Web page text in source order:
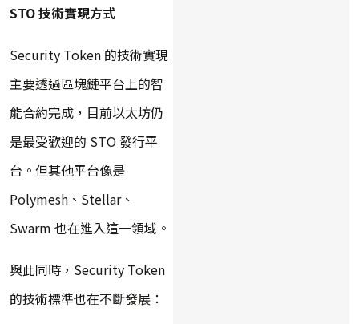
STO 技術實現方式
Security Token 的技術實現
主要透過區塊鏈平台上的智
能合約完成，目前以太坊仍
是最受歡迎的 STO 發行平
台。但其他平台像是
Polymesh、Stellar、
Swarm 也在進入這一領域。
與此同時，Security Token
的技術標準也在不斷發展：